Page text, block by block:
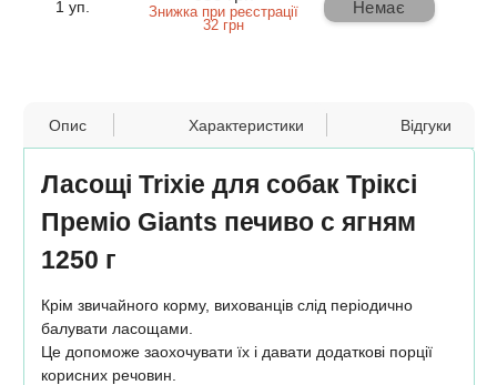
1 уп.
Знижка при реєстрації
32 грн
Немає
Опис Характеристики Відгуки
Ласощі Trixie для собак Тріксі
Преміо Giants печиво с ягням
1250 г
Крім звичайного корму, вихованців слід періодично
балувати ласощами.
Це допоможе заохочувати їх і давати додаткові порції
корисних речовин.